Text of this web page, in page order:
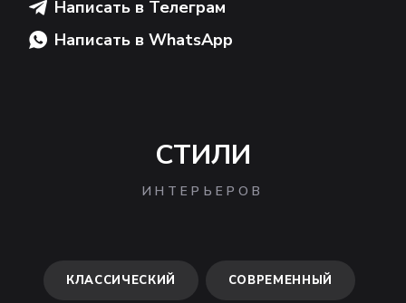
Написать в Телеграм
Написать в WhatsApp
СТИЛИ
ИНТЕРЬЕРОВ
КЛАССИЧЕСКИЙ СОВРЕМЕННЫЙ